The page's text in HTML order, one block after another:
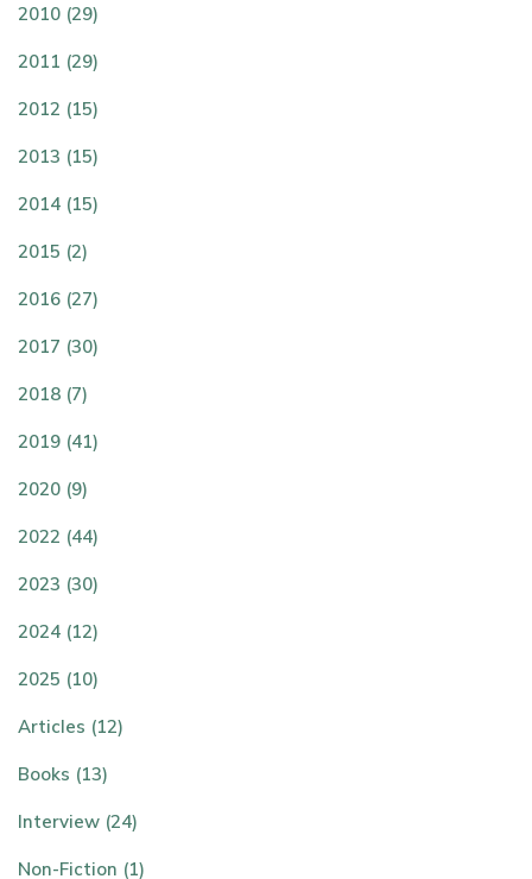
2010 (29)
2011 (29)
2012 (15)
2013 (15)
2014 (15)
2015 (2)
2016 (27)
2017 (30)
2018 (7)
2019 (41)
2020 (9)
2022 (44)
2023 (30)
2024 (12)
2025 (10)
Articles (12)
Books (13)
Interview (24)
Non-Fiction (1)